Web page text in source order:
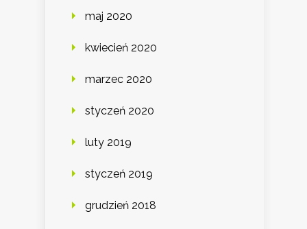
maj 2020
kwiecień 2020
marzec 2020
styczeń 2020
luty 2019
styczeń 2019
grudzień 2018